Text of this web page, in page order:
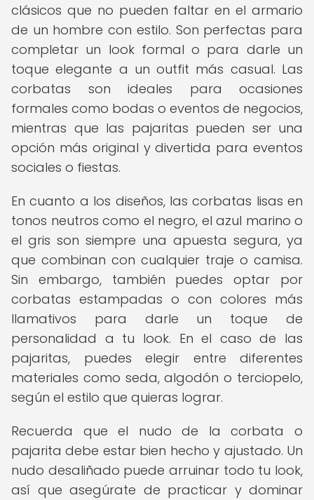
clásicos que no pueden faltar en el armario
de un hombre con estilo. Son perfectas para
completar un look formal o para darle un
toque elegante a un outfit más casual. Las
corbatas son ideales para ocasiones
formales como bodas o eventos de negocios,
mientras que las pajaritas pueden ser una
opción más original y divertida para eventos
sociales o fiestas.
En cuanto a los diseños, las corbatas lisas en
tonos neutros como el negro, el azul marino o
el gris son siempre una apuesta segura, ya
que combinan con cualquier traje o camisa.
Sin embargo, también puedes optar por
corbatas estampadas o con colores más
llamativos para darle un toque de
personalidad a tu look. En el caso de las
pajaritas, puedes elegir entre diferentes
materiales como seda, algodón o terciopelo,
según el estilo que quieras lograr.
Recuerda que el nudo de la corbata o
pajarita debe estar bien hecho y ajustado. Un
nudo desaliñado puede arruinar todo tu look,
así que asegúrate de practicar y dominar